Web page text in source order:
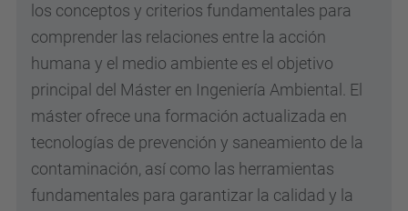
los conceptos y criterios fundamentales para
comprender las relaciones entre la acción
humana y el medio ambiente es el objetivo
principal del Máster en Ingeniería Ambiental. El
máster ofrece una formación actualizada en
tecnologías de prevención y saneamiento de la
contaminación, así como las herramientas
fundamentales para garantizar la calidad y la